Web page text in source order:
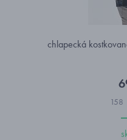
chlapecká
158